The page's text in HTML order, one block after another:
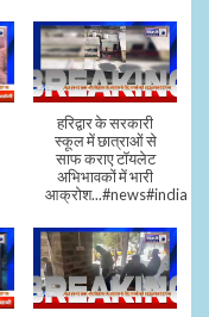
हरिद्वार के सरकारी
स्कूल में छात्राओं से
साफ कराए टॉयलेट
अभिभावकों में भारी
आक्रोश...#news#india